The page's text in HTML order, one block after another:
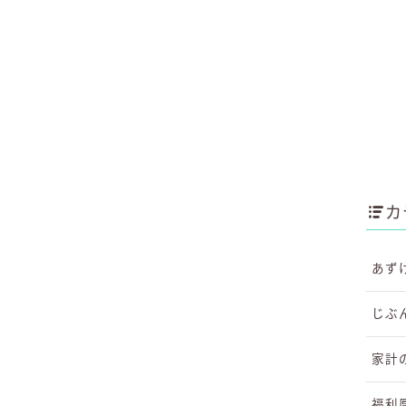
あず
じぶ
家計